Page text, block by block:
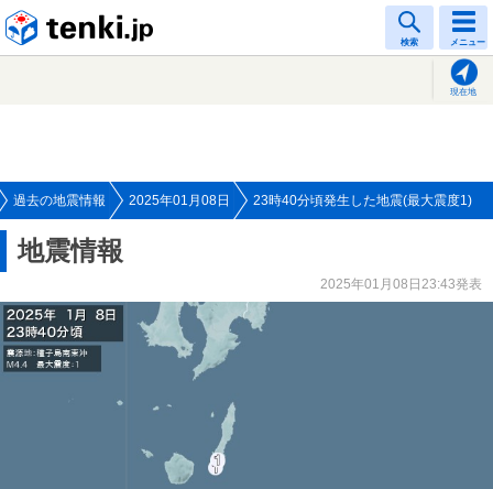
検索 メニュー
現在地
過去の地震情報 2025年01月08日 23時40分頃発生した地震(最大震度1)
地震情報
2025年01月08日23:43発表